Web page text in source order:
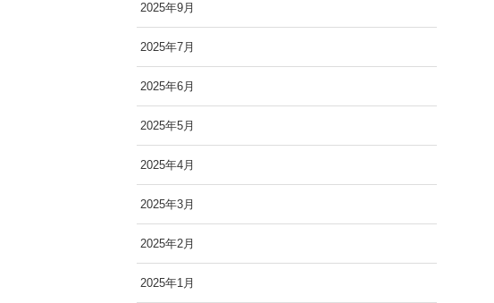
2025年9月
2025年7月
2025年6月
2025年5月
2025年4月
2025年3月
2025年2月
2025年1月